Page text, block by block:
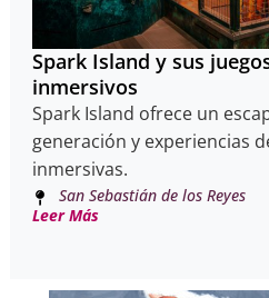
Spark Island y sus
inmersivos
Spark Island ofrece un
generación y experiencias
inmersivas.
San Sebastián de los Reyes
Leer Más